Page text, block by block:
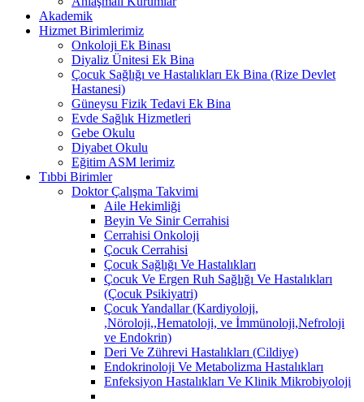
Akademik
Hizmet Birimlerimiz
Onkoloji Ek Binası
Diyaliz Ünitesi Ek Bina
Çocuk Sağlığı ve Hastalıkları Ek Bina (Rize Devlet
Hastanesi)
Güneysu Fizik Tedavi Ek Bina
Evde Sağlık Hizmetleri
Gebe Okulu
Diyabet Okulu
Eğitim ASM lerimiz
Tıbbi Birimler
Doktor Çalışma Takvimi
Aile Hekimliği
Beyin Ve Sinir Cerrahisi
Cerrahisi Onkoloji
Çocuk Cerrahisi
Çocuk Sağlığı Ve Hastalıkları
Çocuk Ve Ergen Ruh Sağlığı Ve Hastalıkları
(Çocuk Psikiyatri)
Çocuk Yandallar (Kardiyoloji,
,Nöroloji,,Hematoloji, ve İmmünoloji,Nefroloji
ve Endokrin)
Deri Ve Zührevi Hastalıkları (Cildiye)
Endokrinoloji Ve Metabolizma Hastalıkları
Enfeksiyon Hastalıkları Ve Klinik Mikrobiyoloji